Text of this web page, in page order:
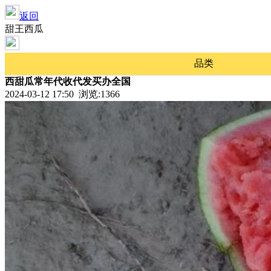
返回
甜王西瓜
品类
西甜瓜常年代收代发买办全国
2024-03-12 17:50 浏览:1366